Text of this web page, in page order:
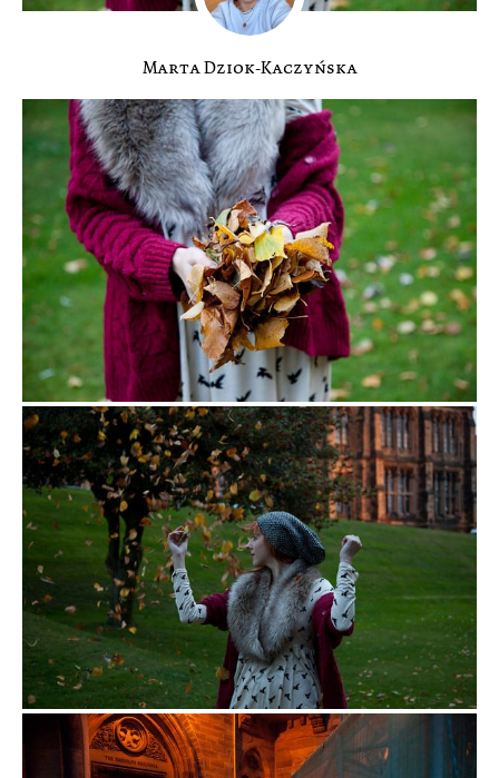
Marta Dziok-Kaczyńska